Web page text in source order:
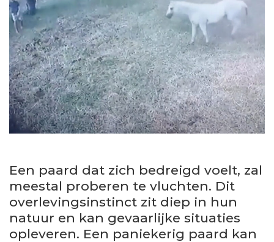
Een paard dat zich bedreigd voelt, zal
meestal proberen te vluchten. Dit
overlevingsinstinct zit diep in hun
natuur en kan gevaarlijke situaties
opleveren. Een paniekerig paard kan